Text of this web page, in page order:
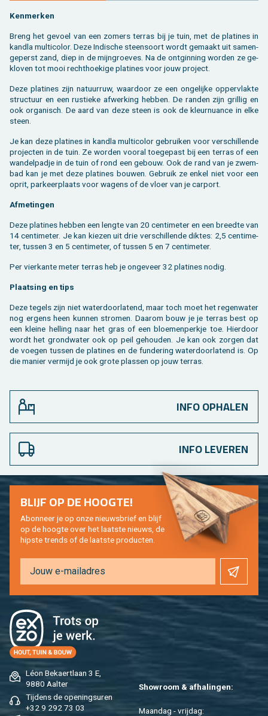
Ken­mer­ken
Breng het ge­voel van een zo­mers ter­ras bij je tuin, met de pla­ti­nes in
kan­d­la mul­ti­co­lor. Deze In­di­sche steen­soort wordt ge­maakt uit sa­men­
ge­perst zand, diep in de mijn­groe­ves. Na de ont­gin­ning wor­den ze ge­
klo­ven tot mooi recht­hoe­ki­ge pla­ti­nes voor jouw pro­ject.
Deze pla­ti­nes zijn na­tuur­ruw, waar­door ze een on­ge­lij­ke op­per­vlak­te
struc­tuur en een rus­tie­ke af­wer­king heb­ben. De ran­den zijn gril­lig en
ook or­ga­nisch. De aard van deze steen is ook de kleur­nu­an­ce in elke
steen.
Je kan deze pla­ti­nes in kan­d­la mul­ti­co­lor ge­brui­ken voor ver­schil­len­de
pro­jec­ten in de tuin. Ze wor­den voor­al toe­ge­past bij een ter­ras of een
wan­del­pad­je in de tuin of rond een ge­bouw. Ook de rand van je zwem­
bad kan je met deze pla­ti­nes bou­wen. Ge­bruik ze enkel niet voor een
oprit, par­keer­plaats voor wa­gens of de vloer van je car­port.
Af­me­tin­gen
Deze pla­ti­nes heb­ben een leng­te van 20 cen­ti­me­ter en een breed­te van
14 cen­ti­me­ter. Je kan kie­zen uit drie ver­schil­len­de dik­tes: 2,5 cen­ti­me­
ter, tus­sen 3 en 5 cen­ti­me­ter, of tus­sen 5 en 7 cen­ti­me­ter.
Per vier­kan­te meter ter­ras heb je on­ge­veer 32 pla­ti­nes nodig.
Plaat­sing en tips
Deze te­gels zijn niet wa­ter­door­la­tend, maar toch moet het re­gen­wa­ter
nog er­gens heen kun­nen stro­men. Daar­om bouw je je ter­ras best op
een klei­ne hel­ling naar het gras of een bloe­men­perk­je toe. Hier­door
wordt het grond­wa­ter ook op peil ge­hou­den. Je kan ook zor­gen dat
de voe­gen tus­sen de pla­ti­nes en de fun­de­ring wa­ter­door­la­tend is. Op
die ma­nier ver­mijd je ook grote plas­sen op jouw ter­ras.
INFO OPHALEN
INFO LEVEREN
Léon Be­kaert­laan 3 E,
9880 Aal­ter
Tij­dens de ope­nings­uren
+32 9 292 73 03
Show­room & af­ha­lin­gen:
Maan­dag - vrij­dag:
BLIJF OP DE HOOG­TE!
Abon­neer je op onze nieuws­brief en blijf
op de hoog­te over het laat­ste nieuws, de
hip­s­te trends of de laat­ste pro­duc­ten.